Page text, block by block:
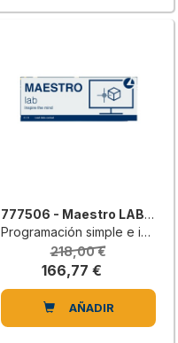
777506 - Maestro LAB 2D
Programación simple e integrada
218,00 €
166,77 €
AÑADIR